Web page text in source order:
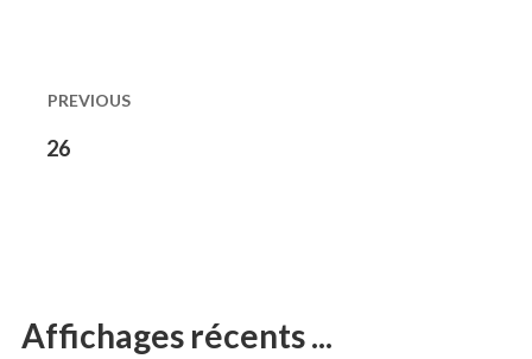
dans
les
PREVIOUS
Previous
26
Affichages récents ...